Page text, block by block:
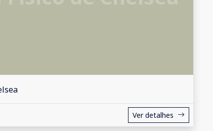
Ver detalhes